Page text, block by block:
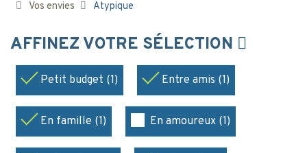
Vos envies Atypique
AFFINEZ VOTRE SÉLECTION
Petit budget (1) Entre amis (1)
En famille (1) En amoureux (1)